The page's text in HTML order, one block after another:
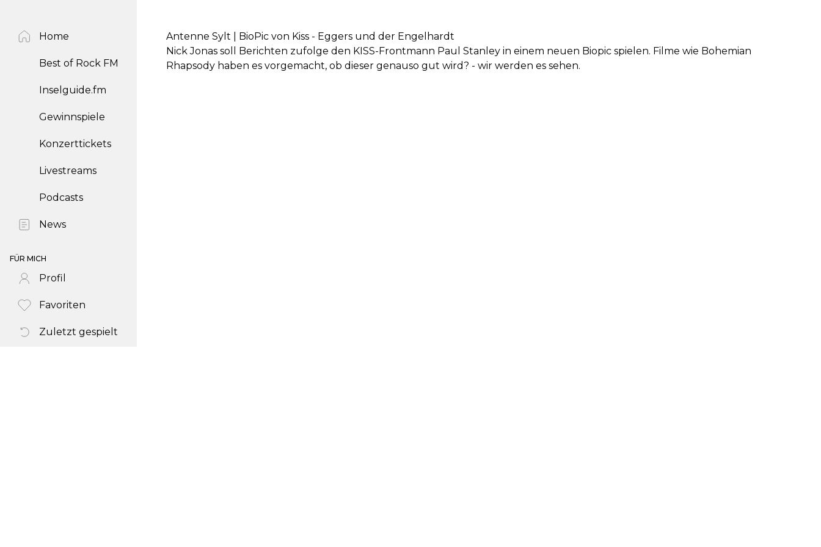
Home
Best of Rock FM
Inselguide.fm
Gewinnspiele
Konzerttickets
Livestreams
Podcasts
News
FÜR MICH
Profil
Favoriten
Zuletzt gespielt
Antenne Sylt | BioPic von Kiss - Eggers und der Engelhardt
Nick Jonas soll Berichten zufolge den KISS-Frontmann Paul Stanley in einem neuen Biopic spielen. Filme wie Bohemian
Rhapsody haben es vorgemacht, ob dieser genauso gut wird? - wir werden es sehen.